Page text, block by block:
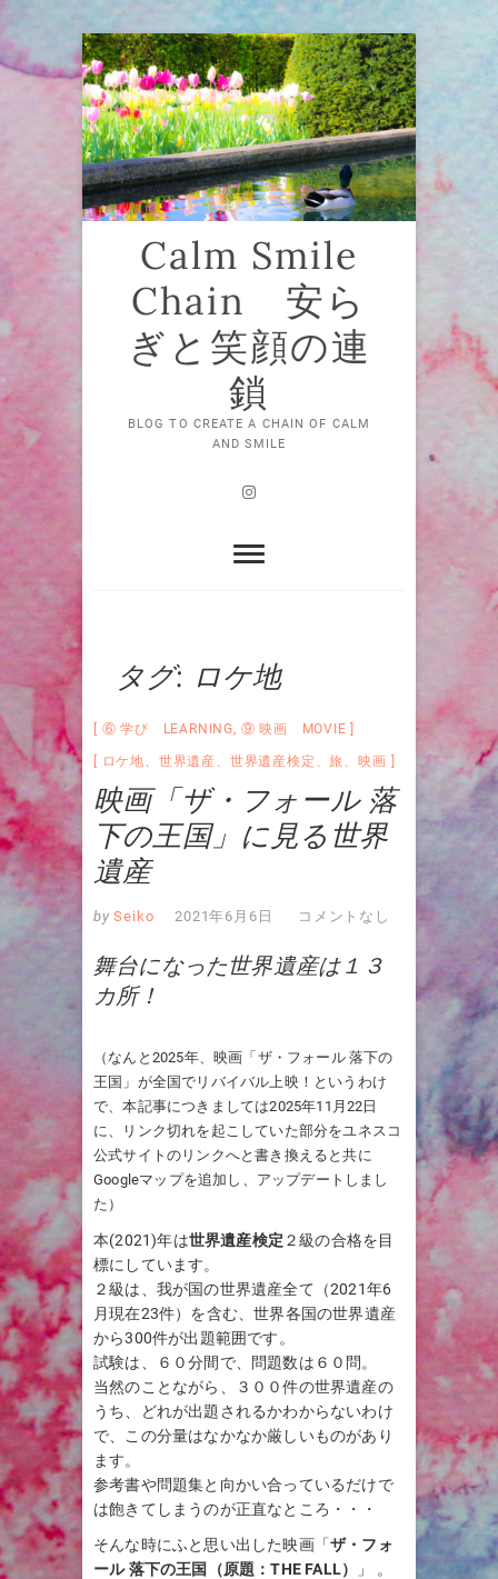
Skip
to
content
Calm Smile
Chain 安ら
ぎと笑顔の連
鎖
BLOG TO CREATE A CHAIN OF CALM
AND SMILE
Instagram
タグ: ロケ地
⑥ 学び LEARNING, ⑨ 映画 MOVIE
ロケ地 世界遺産 世界遺産検定 、旅 、映画
映画「ザ・フォール 落
下の王国」に見る世界
遺産
by Seiko 2021年6月6日 コメントなし
舞台になった世界遺産は１３
カ所！
（なんと2025年、映画「ザ・フォール 落下の
王国」が全国でリバイバル上映！というわけ
で、本記事につきましては2025年11月22日
に、リンク切れを起こしていた部分をユネスコ
公式サイトのリンクへと書き換えると共に
Googleマップを追加し、アップデートしまし
た）
本(2021)年は世界遺産検定 ２級の合格を目
標にしています。
２級は、我が国の世界遺産全て（2021年6
月現在23件）を含む、世界各国の世界遺産
から300件が出題範囲です。
試験は、６０分間で、問題数は６０問。
当然のことながら、３００件の世界遺産の
うち、どれが出題されるかわからないわけ
で、この分量はなかなか厳しいものがあり
ます。
参考書や問題集と向かい合っているだけで
は飽きてしまうのが正直なところ・・・
そんな時にふと思い出した映画「ザ・フォ
ール 落下の王国（原題：THE FALL）
」 。